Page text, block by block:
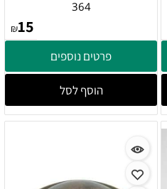
364
₪15
פרטים נוספים
הוסף לסל